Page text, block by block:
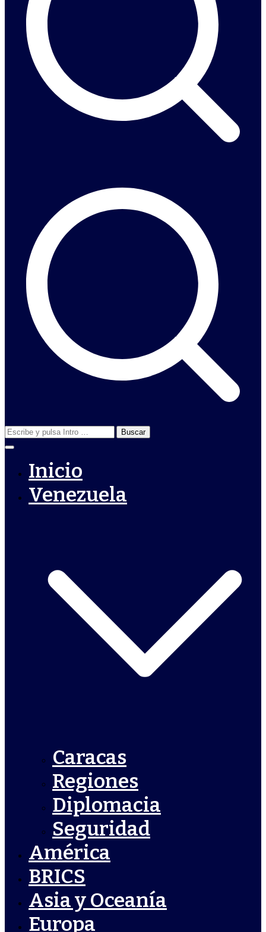
Buscar:
Inicio
Venezuela
Caracas
Regiones
Diplomacia
Seguridad
América
BRICS
Asia y Oceanía
Europa